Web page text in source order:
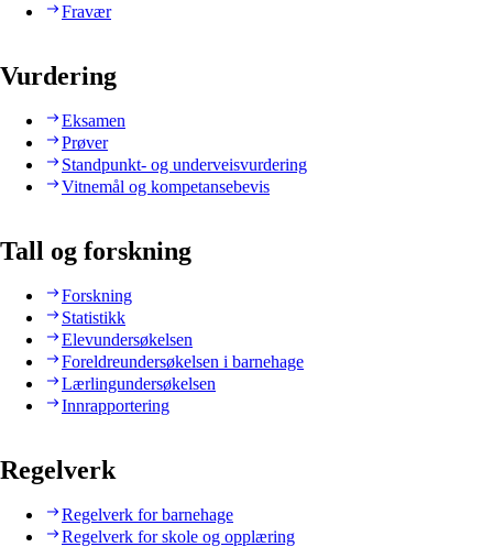
Fravær
Vurdering
Eksamen
Prøver
Standpunkt- og underveisvurdering
Vitnemål og kompetansebevis
Tall og forskning
Forskning
Statistikk
Elevundersøkelsen
Foreldreundersøkelsen i barnehage
Lærlingundersøkelsen
Innrapportering
Regelverk
Regelverk for barnehage
Regelverk for skole og opplæring